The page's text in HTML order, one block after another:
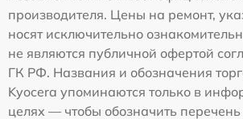
производителя. Цены на ремонт,
носят исключительно
не являются публичной офертой
ГК РФ. Названия и обозначения
Kyocera упоминаются только в
целях — чтобы обозначить перечень